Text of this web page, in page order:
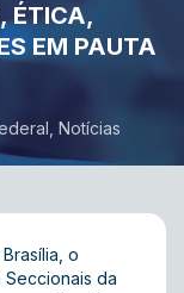
ÉTICA,
EM PAUTA
Notícias
o
da